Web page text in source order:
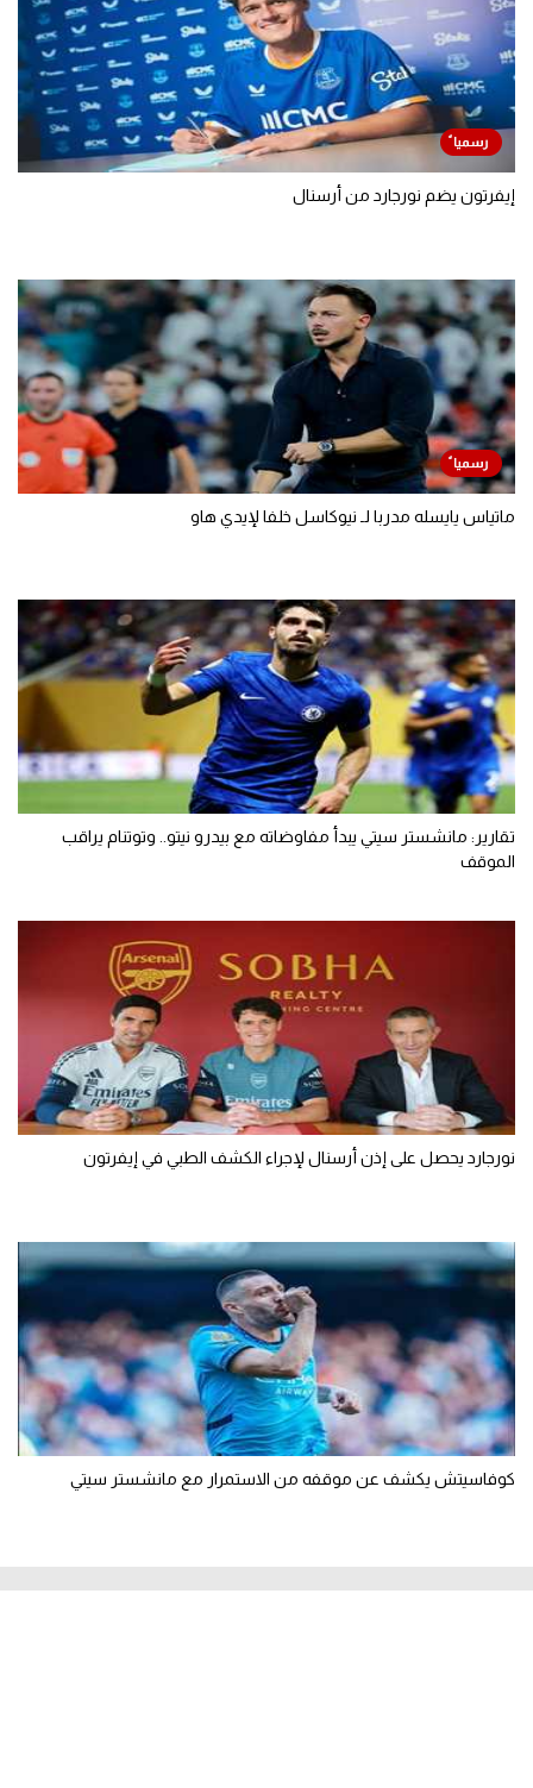
إيفرتون يضم نورجارد من أرسنال
ماتياس يايسله مدربا لـ نيوكاسل خلفا لإيدي هاو
تقارير: مانشستر سيتي يبدأ مفاوضاته مع بيدرو نيتو.. وتوتنام يراقب
الموقف
نورجارد يحصل على إذن أرسنال لإجراء الكشف الطبي في إيفرتون
كوفاسيتش يكشف عن موقفه من الاستمرار مع مانشستر سيتي